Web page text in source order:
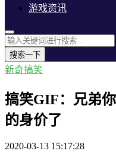
游戏资讯
搜索一下
新奇搞笑
搞笑GIF：兄弟
的身价了
2020-03-13 15:17:28